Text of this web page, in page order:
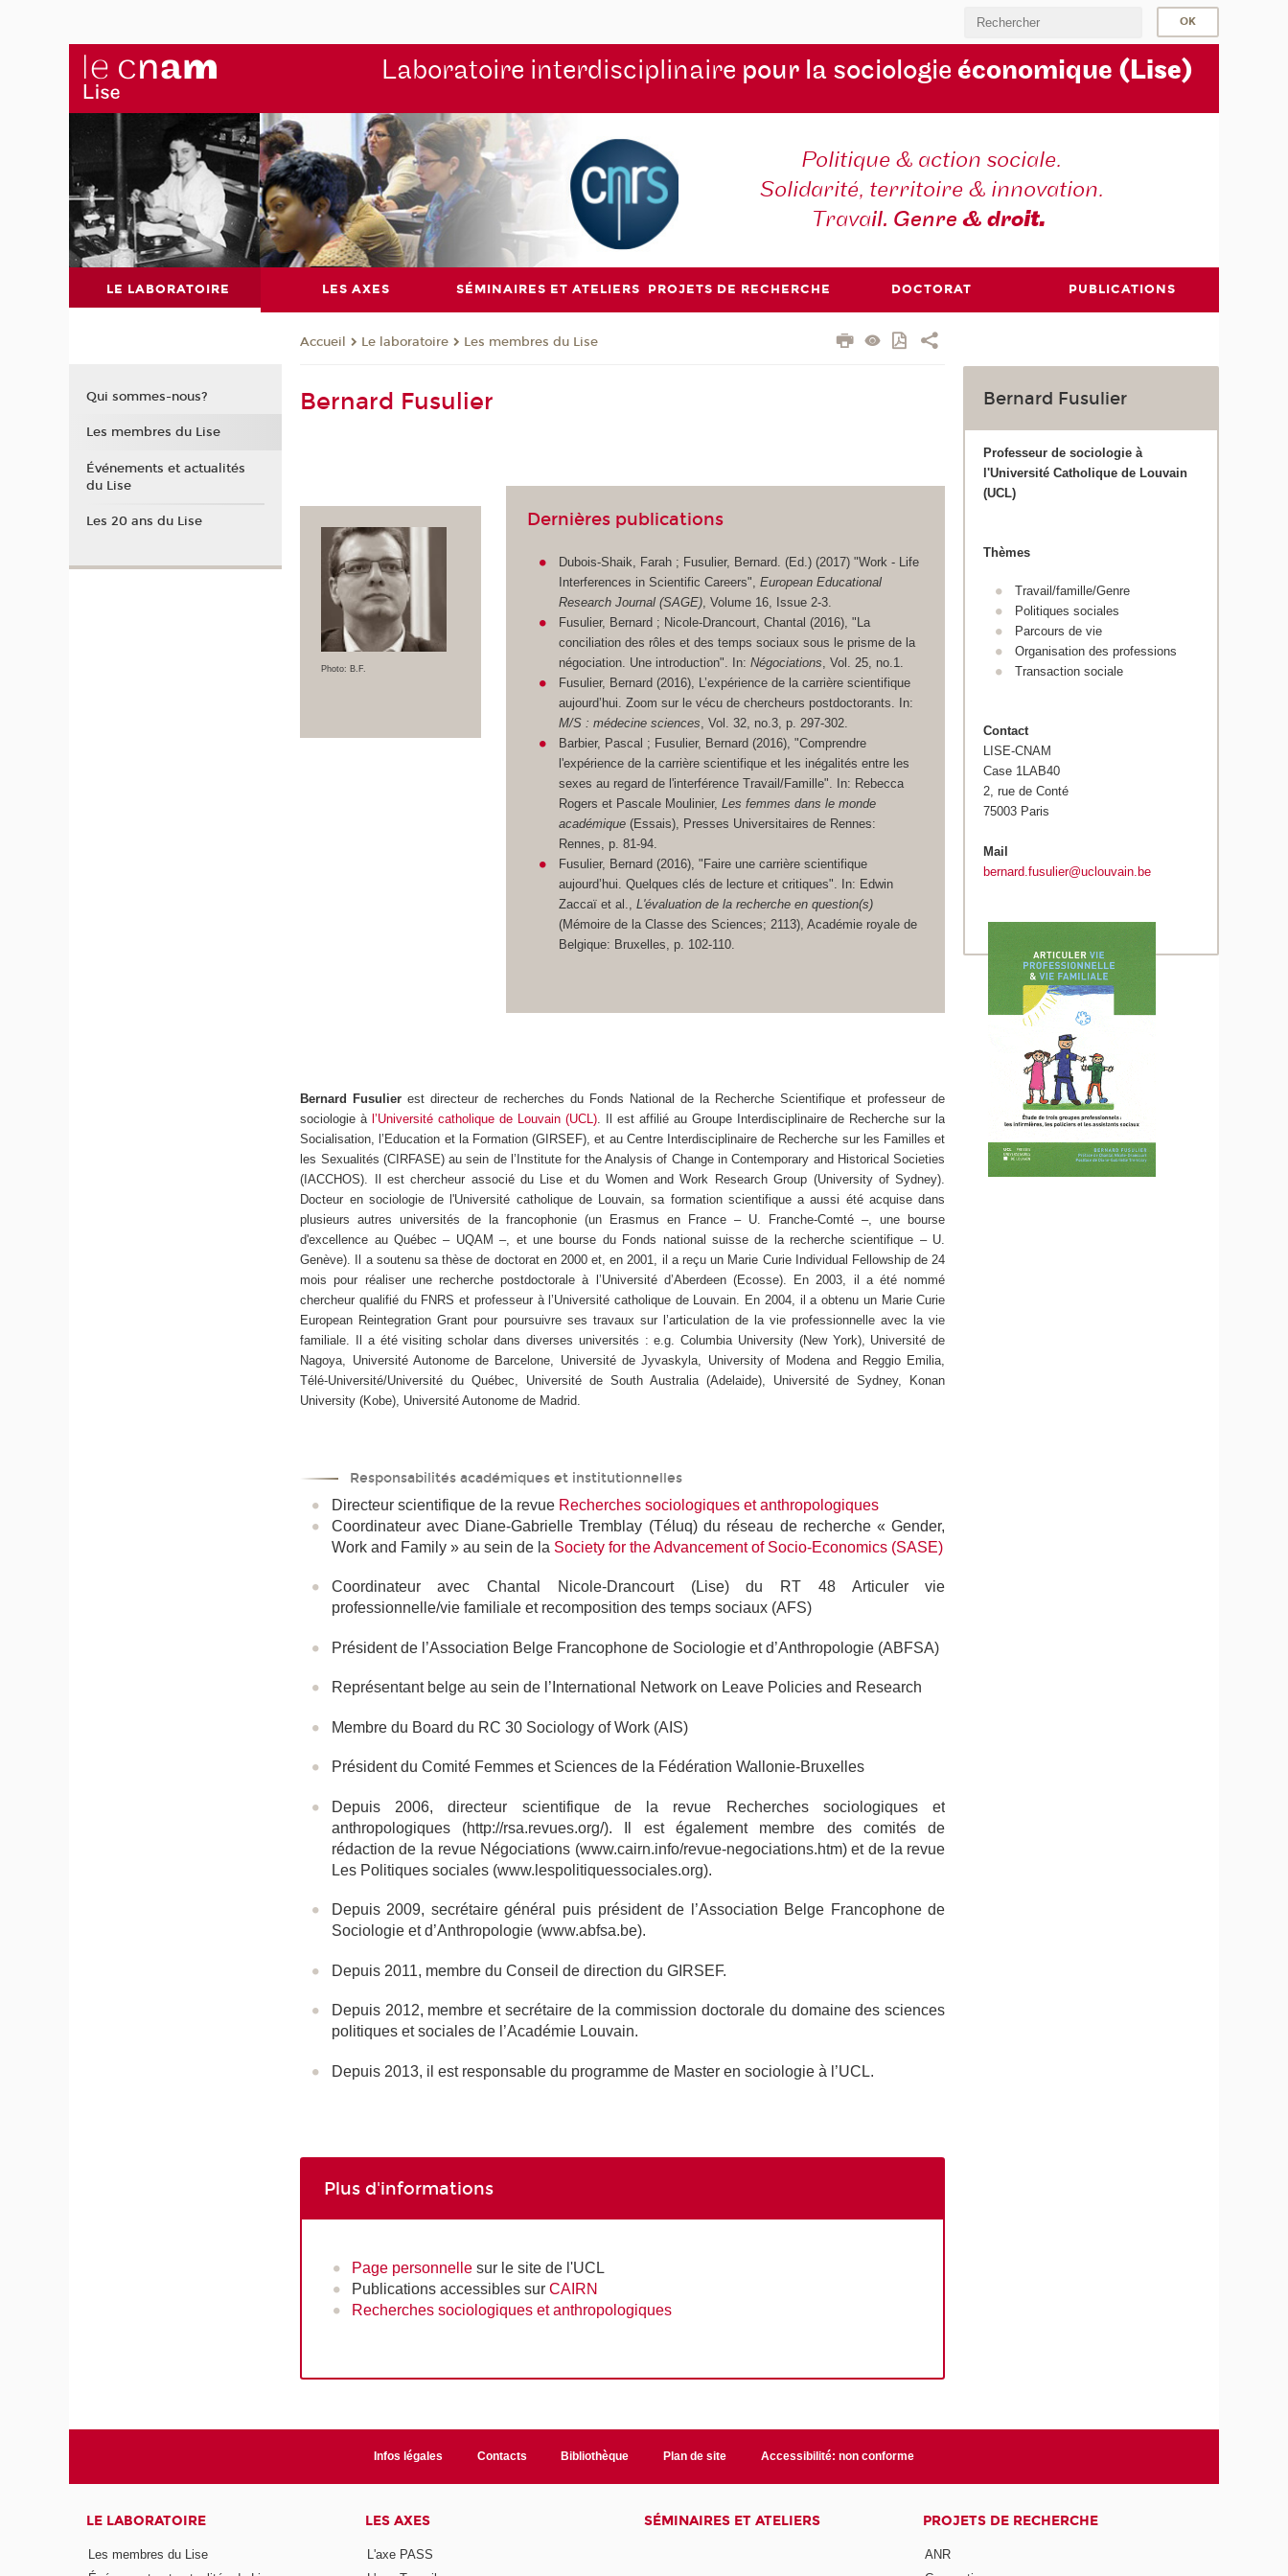
Laboratoire interdisciplinaire pour la sociologie économique (Lise)
Politique & action sociale.
Solidarité, territoire & innovation.
Travail. Genre & droit.
LE LABORATOIRE LES AXES SÉMINAIRES ET ATELIERS PROJETS DE RECHERCHE DOCTORAT PUBLICATIONS
Accueil Le laboratoire Les membres du Lise
Bernard Fusulier
Photo: B.F.
Dernières publications
Dubois-Shaik, Farah ; Fusulier, Bernard. (Ed.) (2017) "Work - Life
Interferences in Scientific Careers", European Educational
Research Journal (SAGE), Volume 16, Issue 2-3.
Fusulier, Bernard ; Nicole-Drancourt, Chantal (2016), "La
conciliation des rôles et des temps sociaux sous le prisme de la
négociation. Une introduction". In: Négociations , Vol. 25, no.1.
Fusulier, Bernard (2016), L’expérience de la carrière scientifique
aujourd’hui. Zoom sur le vécu de chercheurs postdoctorants. In:
M/S : médecine sciences , Vol. 32, no.3, p. 297-302.
Barbier, Pascal ; Fusulier, Bernard (2016), "Comprendre
l'expérience de la carrière scientifique et les inégalités entre les
sexes au regard de l'interférence Travail/Famille". In: Rebecca
Rogers et Pascale Moulinier, Les femmes dans le monde
académique(Essais), Presses Universitaires de Rennes:
Rennes, p. 81-94.
Fusulier, Bernard (2016), "Faire une carrière scientifique
aujourd’hui. Quelques clés de lecture et critiques". In: Edwin
Zaccaï et al., L'évaluation de la recherche en question(s)
(Mémoire de la Classe des Sciences; 2113), Académie royale de
Belgique: Bruxelles, p. 102-110.
Bernard Fusulierest directeur de recherches du Fonds National de la Recherche Scientifique et professeur de
sociologie à l’Université catholique de Louvain (UCL). Il est affilié au Groupe Interdisciplinaire de Recherche sur la
Socialisation, l’Education et la Formation (GIRSEF), et au Centre Interdisciplinaire de Recherche sur les Familles et
les Sexualités (CIRFASE) au sein de l’Institute for the Analysis of Change in Contemporary and Historical Societies
(IACCHOS). Il est chercheur associé du Lise et du Women and Work Research Group (University of Sydney).
Docteur en sociologie de l'Université catholique de Louvain, sa formation scientifique a aussi été acquise dans
plusieurs autres universités de la francophonie (un Erasmus en France – U. Franche-Comté –, une bourse
d'excellence au Québec – UQAM –, et une bourse du Fonds national suisse de la recherche scientifique – U.
Genève). Il a soutenu sa thèse de doctorat en 2000 et, en 2001, il a reçu un Marie Curie Individual Fellowship de 24
mois pour réaliser une recherche postdoctorale à l’Université d’Aberdeen (Ecosse). En 2003, il a été nommé
chercheur qualifié du FNRS et professeur à l’Université catholique de Louvain. En 2004, il a obtenu un Marie Curie
European Reintegration Grant pour poursuivre ses travaux sur l’articulation de la vie professionnelle avec la vie
familiale. Il a été visiting scholar dans diverses universités : e.g. Columbia University (New York), Université de
Nagoya, Université Autonome de Barcelone, Université de Jyvaskyla, University of Modena and Reggio Emilia,
Télé-Université/Université du Québec, Université de South Australia (Adelaide), Université de Sydney, Konan
University (Kobe), Université Autonome de Madrid.
Responsabilités académiques et institutionnelles
Directeur scientifiquede la revue Recherches sociologiques et anthropologiques
Coordinateur avec Diane-Gabrielle Tremblay (Téluq) du réseau de recherche « Gender,
Work and Family » au sein de la Society for the Advancement of Socio-Economics (SASE)
Coordinateur avec Chantal Nicole-Drancourt (Lise) du RT 48 Articuler vie
professionnelle/vie familiale et recomposition des temps sociaux (AFS)
Président de l’Association Belge Francophone de Sociologie et d’Anthropologie (ABFSA)
Représentant belge au sein de l’International Network on Leave Policies and Research
Membre du Board du RC 30 Sociology of Work (AIS)
Président du Comité Femmes et Sciences de la Fédération Wallonie-Bruxelles
Depuis 2006, directeur scientifique de la revue Recherches sociologiques et
anthropologiques (http://rsa.revues.org/). Il est également membre des comités de
rédaction de la revue Négociations (www.cairn.info/revue-negociations.htm) et de la revue
Les Politiques sociales (www.lespolitiquessociales.org).
Depuis 2009, secrétaire général puis président de l’Association Belge Francophone de
Sociologie et d’Anthropologie (www.abfsa.be).
Depuis 2011, membre du Conseil de direction du GIRSEF.
Depuis 2012, membre et secrétaire de la commission doctorale du domaine des sciences
politiques et sociales de l’Académie Louvain.
Depuis 2013, il est responsable du programme de Master en sociologie à l’UCL.
Plus d'informations
Page personnelle sur le site de l'UCL
Publications accessibles surCAIRN
Recherches sociologiques et anthropologiques
Bernard Fusulier
Professeur de sociologie à
l'UniversitéCatholique de Louvain
(UCL)
Thèmes
Travail/famille/Genre
Politiques sociales
Parcours de vie
Organisation des professions
Transaction sociale
Contact
LISE-CNAM
Case 1LAB40
2, rue de Conté
75003 Paris
Mail
bernard.fusulier@uclouvain.be
Qui sommes-nous?
Les membres du Lise
Événements et actualités
du Lise
Les 20 ans du Lise
Infos légales Contacts Bibliothèque Plan de site Accessibilité: non conforme
LE LABORATOIRE
Les membres du Lise
LES AXES
L'axe PASS
SÉMINAIRES ET ATELIERS PROJETS DE RECHERCHE
ANR